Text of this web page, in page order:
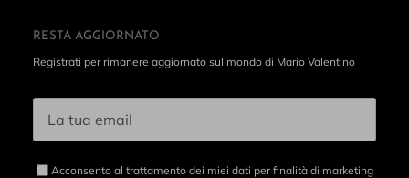
RESTA AGGIORNATO
Registrati per rimanere aggiornato sul mondo di Mario Valentino
Acconsento al trattamento dei miei dati per finalità di marketing